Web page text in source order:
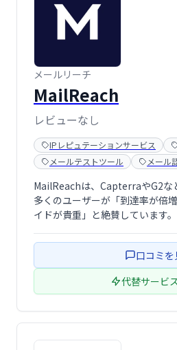
メールリーチ
MailReach
レビューなし
IPレピュテーションサービス
メールテストツール
メール
MailReachは、CapterraやG2な
多くのユーザーが「到達率が倍
イドが貴重」と絶賛しています
ナルまで幅広い層に支持されて
口コミを
代替サービ